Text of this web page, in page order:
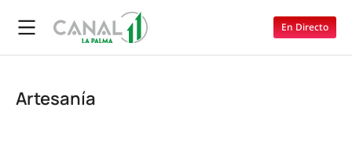
En Directo
Artesanía